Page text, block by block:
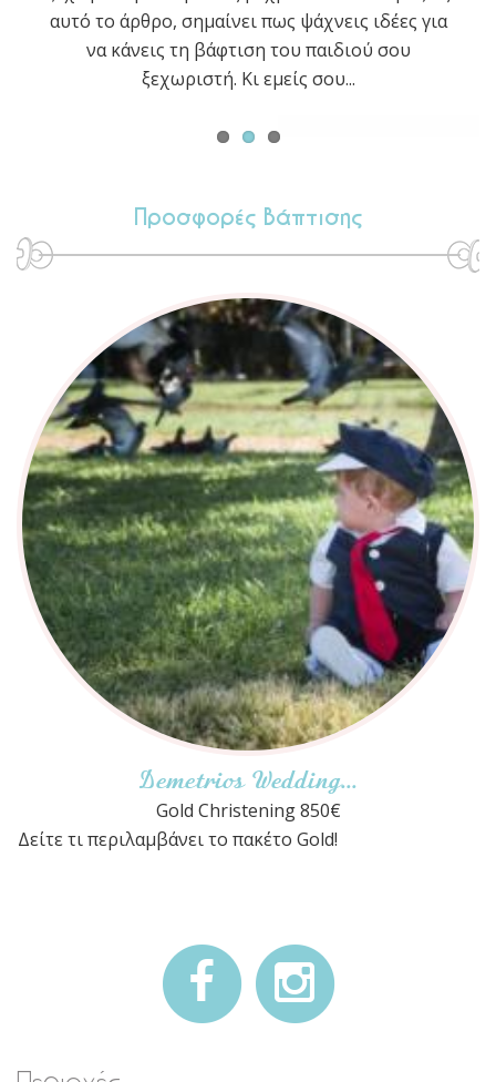
αυτό το άρθρο, σημαίνει πως ψάχνεις ιδέες για
να κάνεις τη βάφτιση του παιδιού σου
ξεχωριστή. Κι εμείς σου...
Προσφορές Βάπτισης
Demetrios Wedding...
Gold Christening 850€
Δείτε τι περιλαμβάνει το πακέτο Gold!